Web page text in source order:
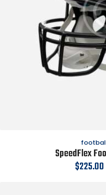
SpeedFlex
$225.00